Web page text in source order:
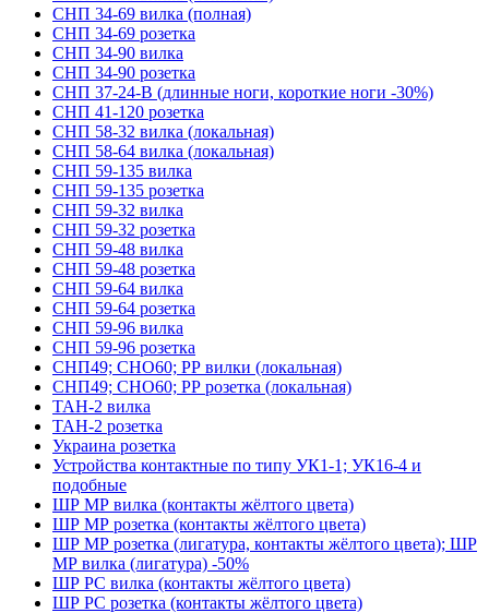
СНП 34-69 вилка (полная)
СНП 34-69 розетка
СНП 34-90 вилка
СНП 34-90 розетка
СНП 37-24-В (длинные ноги, короткие ноги -30%)
СНП 41-120 розетка
СНП 58-32 вилка (локальная)
СНП 58-64 вилка (локальная)
СНП 59-135 вилка
СНП 59-135 розетка
СНП 59-32 вилка
СНП 59-32 розетка
СНП 59-48 вилка
СНП 59-48 розетка
СНП 59-64 вилка
СНП 59-64 розетка
СНП 59-96 вилка
СНП 59-96 розетка
СНП49; СНО60; РР вилки (локальная)
СНП49; СНО60; РР розетка (локальная)
ТАН-2 вилка
ТАН-2 розетка
Украина розетка
Устройства контактные по типу УК1-1; УК16-4 и
подобные
ШР МР вилка (контакты жёлтого цвета)
ШР МР розетка (контакты жёлтого цвета)
ШР МР розетка (лигатура, контакты жёлтого цвета); ШР
МР вилка (лигатура) -50%
ШР РС вилка (контакты жёлтого цвета)
ШР РС розетка (контакты жёлтого цвета)